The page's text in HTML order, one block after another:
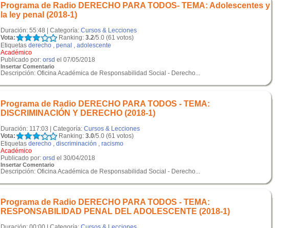
Programa de Radio DERECHO PARA TODOS- TEMA: Adolescentes y
la ley penal (2018-1)
Duración: 55:48 | Categoría: Cursos & Lecciones
Vota:
Ranking: 3.2/5.0 (61 votos)
Etiquetas derecho , penal , adolescente
Académico
Publicado por: orsd el 07/05/2018
Insertar Comentario
Descripción: Oficina Académica de Responsabilidad Social - Derecho...
Programa de Radio DERECHO PARA TODOS - TEMA:
DISCRIMINACIÓN Y DERECHO (2018-1)
Duración: 117:03 | Categoría: Cursos & Lecciones
Vota:
Ranking: 3.0/5.0 (61 votos)
Etiquetas derecho , discriminación , racismo
Académico
Publicado por: orsd el 30/04/2018
Insertar Comentario
Descripción: Oficina Académica de Responsabilidad Social - Derecho...
Programa de Radio DERECHO PARA TODOS - TEMA:
RESPONSABILIDAD PENAL DEL ADOLESCENTE (2018-1)